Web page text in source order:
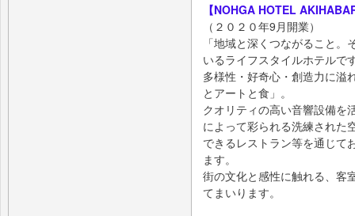
【NOHGA HOTEL
（２０２０年9月開業）
「地域と深くつながること
いるライフスタイルホテルで
多様性・好奇心・創造力に溢
とアートと食」。
クオリティの高い音響設備を
によって彩られる洗練された
できるレストラン等を通じて
ます。
街の文化と感性に触れる、客
てまいります。